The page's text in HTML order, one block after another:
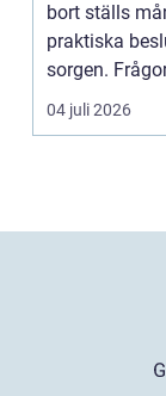
bort ställs
praktiska
sorgen.
ceremoni, ju...
04 juli 2026